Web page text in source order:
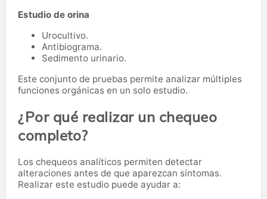
Estudio de orina
Urocultivo.
Antibiograma.
Sedimento urinario.
Este conjunto de pruebas permite analizar múltiples
funciones orgánicas en un solo estudio.
¿Por qué realizar un chequeo
completo?
Los chequeos analíticos permiten detectar
alteraciones antes de que aparezcan síntomas.
Realizar este estudio puede ayudar a: